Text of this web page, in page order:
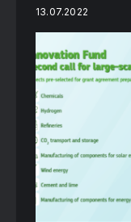
13.07.2022